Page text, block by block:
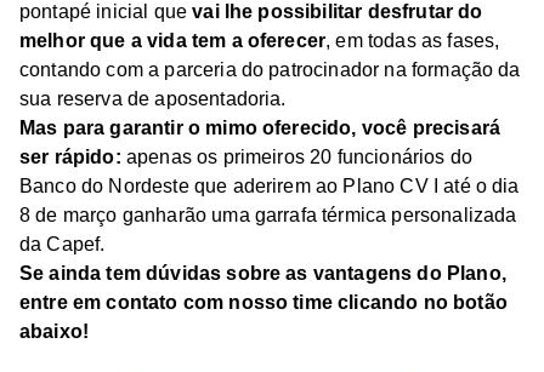
pontapé inicial que vai lhe possibilitar desfrutar do
melhor que a vida tem a oferecer, em todas as fases,
contando com a parceria do patrocinador na formação da
sua reserva de aposentadoria.
Mas para garantir o mimo oferecido, você precisará
ser rápido: apenas os primeiros 20 funcionários do
Banco do Nordeste que aderirem ao Plano CV I até o dia
8 de março ganharão uma garrafa térmica personalizada
da Capef.
Se ainda tem dúvidas sobre as vantagens do Plano,
entre em contato com nosso time clicando no botão
abaixo!